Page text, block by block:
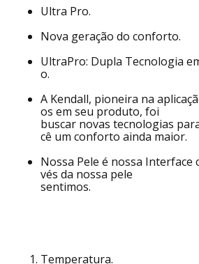
Tecnologia:
Ultra Pro.
Nova geração do conforto.
UltraPro: Dupla Tecnologia
o.
A Kendall, pioneira na
os em seu produto, foi
buscar novas tecnologias
cê um conforto ainda maior.